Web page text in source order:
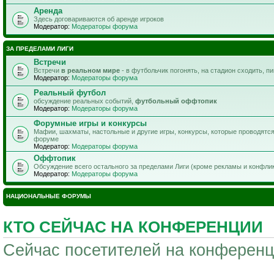
Аренда
Здесь договариваются об аренде игроков
Модератор: Модераторы форума
ЗА ПРЕДЕЛАМИ ЛИГИ
Встречи
Встречи в реальном мире - в футбольчик погонять, на стадион сходить,
Модератор: Модераторы форума
Реальный футбол
обсуждение реальных событий, футбольный оффтопик
Модератор: Модераторы форума
Форумные игры и конкурсы
Мафии, шахматы, настольные и другие игры, конкурсы, которые
форуме
Модератор: Модераторы форума
Оффтопик
Обсуждение всего остального за пределами Лиги (кроме рекламы и
Модератор: Модераторы форума
НАЦИОНАЛЬНЫЕ ФОРУМЫ
КТО СЕЙЧАС НА КОНФЕРЕНЦИИ
Сейчас посетителей на